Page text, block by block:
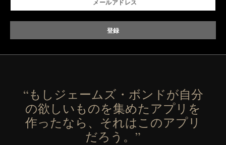
“もしジェームズ・ボンドが自分
の欲しいものを集めたアプリを
作ったなら、それはこのアプリ
だろう。”